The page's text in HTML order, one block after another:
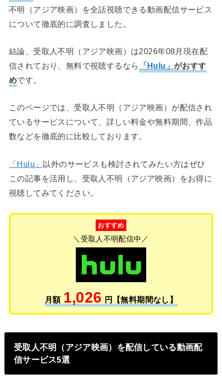
不明（アジア映画）を全話視聴できる動画配信サービス
について徹底的に調査しました。
結論、受取人不明（アジア映画）は2026年08月現在配
信されており、無料で視聴するなら
「Hulu」 がおすす
めです。
このページでは、受取人不明（アジア映画）が配信され
ているサービスについて、詳しい料金や無料期間、作品
数などを徹底的に比較しております。
「Hulu」 以外のサービスも検討されてみたい方はぜひ
この記事を活用し、受取人不明（アジア映画）をお得に
視聴してみてください。
おすすめ
＼受取人不明配信中／
月額 1,026 円【無料期間なし】
受取人不明（アジア映画）を配信している動画配
信サービス5選